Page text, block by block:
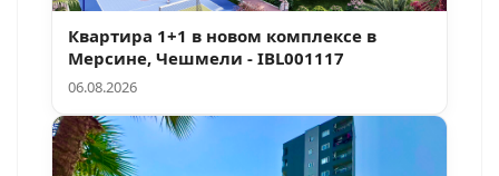
Квартира 1+1 в новом комплексе в
Мерсине, Чешмели - IBL001117
06.08.2026